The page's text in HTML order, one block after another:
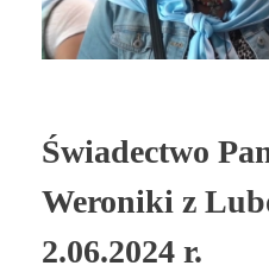
Świadectwo
Weroniki z
2.06.2024 r.